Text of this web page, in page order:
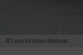
Lena Kirchner/Malteser